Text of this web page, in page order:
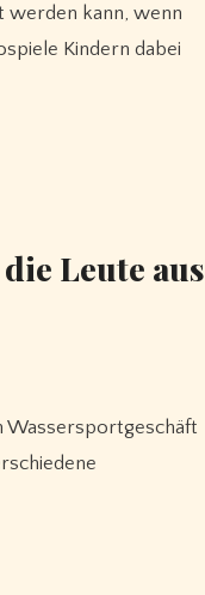
Kindern dabei
Leute aus